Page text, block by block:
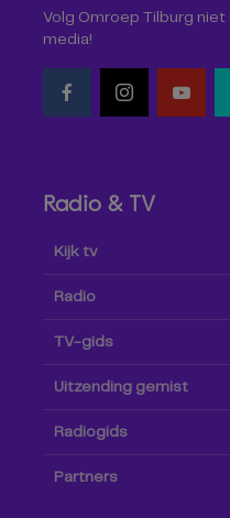
Volg Omroep Tilburg niet
media!
Radio & TV
Kijk tv
Radio
TV-gids
Uitzending gemist
Radiogids
Partners